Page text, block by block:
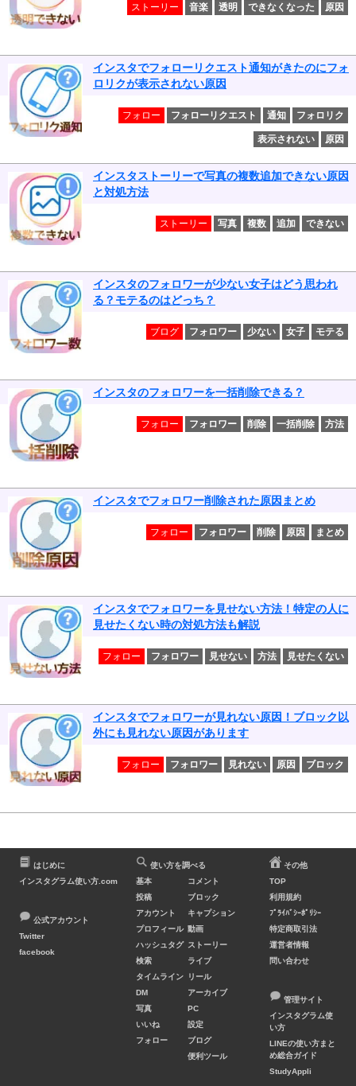
ストーリー 音楽 透明 できなくなった 原因
インスタでフォローリクエスト通知がきたのにフォ
ロリクが表示されない原因
フォロー フォローリクエスト 通知 フォロリク
表示されない 原因
インスタストーリーで写真の複数追加できない原因
と対処方法
ストーリー 写真 複数 追加 できない
インスタのフォロワーが少ない女子はどう思われ
る？モテるのはどっち？
ブログ フォロワー 少ない 女子 モテる
インスタのフォロワーを一括削除できる？
フォロー フォロワー 削除 一括削除 方法
インスタでフォロワー削除された原因まとめ
フォロー フォロワー 削除 原因 まとめ
インスタでフォロワーを見せない方法！特定の人に
見せたくない時の対処方法も解説
フォロー フォロワー 見せない 方法 見せたくない
インスタでフォロワーが見れない原因！ブロック以
外にも見れない原因があります
フォロー フォロワー 見れない 原因 ブロック
はじめに
インスタグラム使い方.com
公式アカウント
Twitter
facebook
使い方を調べる
基本
投稿
アカウント
プロフィール
ハッシュタグ
検索
タイムライン
DM
写真
いいね
フォロー
コメント
ブロック
キャプション
動画
ストーリー
ライブ
リール
アーカイブ
PC
設定
ブログ
便利ツール
その他
TOP
利用規約
ﾌﾟﾗｲﾊﾞｼｰﾎﾟﾘｼｰ
特定商取引法
運営者情報
問い合わせ
管理サイト
インスタグラム使
い方
LINEの使い方まと
め総合ガイド
StudyAppli